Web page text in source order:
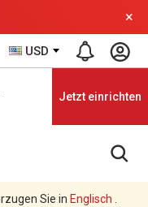
×
USD
Jetzt einrichten
Sie in Englisch .